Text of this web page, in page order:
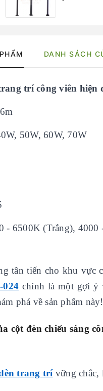
DANH SÁCH
trí công viên hiện
50W, 60W, 70W
- 6500K (Trắng),
tân tiến cho khu vực
chính là một gợi ý
phá về sản phẩm này!
cột đèn chiếu sáng
trang trívững chắc,